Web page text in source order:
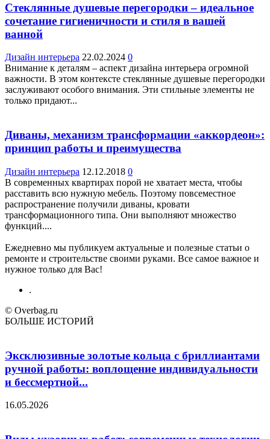
Стеклянные душевые перегородки – идеальное
сочетание гигиеничности и стиля в вашей
ванной
Дизайн интерьера 22.02.2024 0
Внимание к деталям – аспект дизайна интерьера огромной
важности. В этом контексте стеклянные душевые перегородки
заслуживают особого внимания. Эти стильные элементы не
только придают...
Диваны, механизм трансформации «аккордеон»:
принцип работы и преимущества
Дизайн интерьера 12.12.2018 0
В современных квартирах порой не хватает места, чтобы
расставить всю нужную мебель. Поэтому повсеместное
распространение получили диваны, кровати
трансформационного типа. Они выполняют множество
функций....
Ежедневно мы публикуем актуальные и полезные статьи о
ремонте и строительстве своими руками. Все самое важное и
нужное только для Вас!
.
© Overbag.ru
БОЛЬШЕ ИСТОРИЙ
Эксклюзивные золотые кольца с бриллиантами
ручной работы: воплощение индивидуальности
и бессмертной...
16.05.2026